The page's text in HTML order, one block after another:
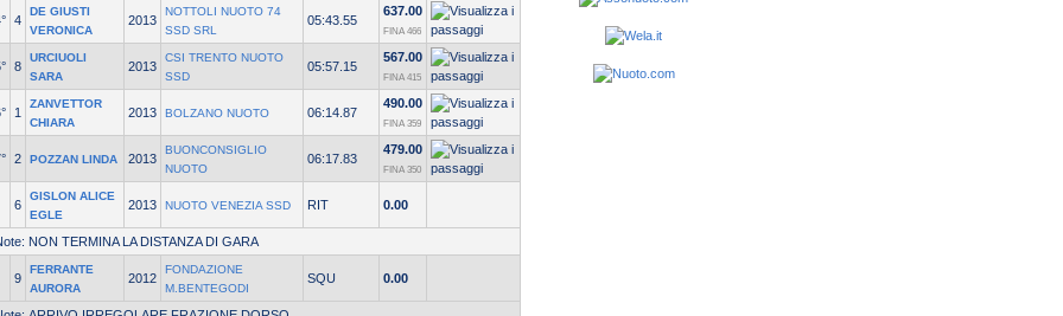
4
DE GIUSTI
VERONICA
2013
NOTTOLI NUOTO 74
SSD SRL
05:43.55
637.00
FINA 466
8
URCIUOLI
SARA
2013
CSI TRENTO NUOTO
SSD
05:57.15
567.00
FINA 415
1
ZANVETTOR
CHIARA
2013 BOLZANO NUOTO 06:14.87
490.00
FINA 359
2 POZZAN LINDA 2013
BUONCONSIGLIO
NUOTO
06:17.83
479.00
FINA 350
6
GISLON ALICE
EGLE
2013 NUOTO VENEZIA SSD RIT 0.00
NON TERMINA LA DISTANZA DI GARA
9
FERRANTE
AURORA
2012
FONDAZIONE
M.BENTEGODI
SQU 0.00